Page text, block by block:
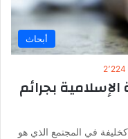
أبحاث
2٬224
بجرائم
في المجتمع الذي هو